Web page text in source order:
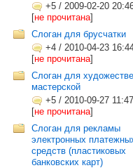
+5 / 2009-02-20
[не прочитана]
Слоган для брусчатки
+4 / 2010-04-23
[не прочитана]
Слоган для
мастерской
+5 / 2010-09-27
[не прочитана]
Слоган для рекламы
электронных
средств (пластиковых
банковских карт)